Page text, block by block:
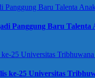
Panggung Baru Talenta
ke-25 Universitas